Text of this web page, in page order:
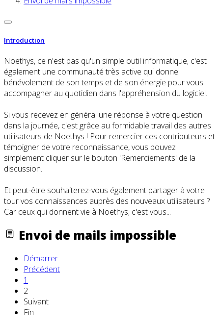
Introduction
Noethys, ce n'est pas qu'un simple outil informatique, c'est
également une communauté très active qui donne
bénévolement de son temps et de son énergie pour vous
accompagner au quotidien dans l'appréhension du logiciel.
Si vous recevez en général une réponse à votre question
dans la journée, c'est grâce au formidable travail des autres
utilisateurs de Noethys ! Pour remercier ces contributeurs et
témoigner de votre reconnaissance, vous pouvez
simplement cliquer sur le bouton 'Remerciements' de la
discussion.
Et peut-être souhaiterez-vous également partager à votre
tour vos connaissances auprès des nouveaux utilisateurs ?
Car ceux qui donnent vie à Noethys, c'est vous...
Envoi de mails impossible
Démarrer
Précédent
1
2
Suivant
Fin